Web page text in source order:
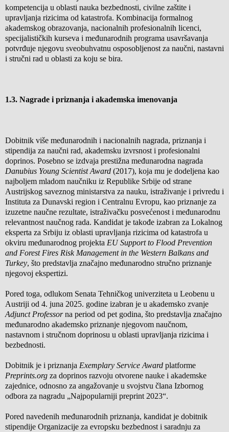
kompetencija u oblasti nauka bezbednosti, civilne zaštite i
upravljanja rizicima od katastrofa. Kombinacija formalnog
akademskog obrazovanja, nacionalnih profesionalnih licenci,
specijalističkih kurseva i međunarodnih programa usavršavanja
potvrđuje njegovu sveobuhvatnu osposobljenost za naučni, nastavni
i stručni rad u oblasti za koju se bira.
1.3. Nagrade i priznanja i akademska imenovanja
Dobitnik više međunarodnih i nacionalnih nagrada, priznanja i
stipendija za naučni rad, akademsku izvrsnost i profesionalni
doprinos. Posebno se izdvaja prestižna međunarodna nagrada
Danubius Young Scientist Award (2017), koja mu je dodeljena kao
najboljem mladom naučniku iz Republike Srbije od strane
Austrijskog saveznog ministarstva za nauku, istraživanje i privredu i
Instituta za Dunavski region i Centralnu Evropu, kao priznanje za
izuzetne naučne rezultate, istraživačku posvećenost i međunarodnu
relevantnost naučnog rada. Kandidat je takođe izabran za Lokalnog
eksperta za Srbiju iz oblasti upravljanja rizicima od katastrofa u
okviru međunarodnog projekta EU Support to Flood Prevention
and Forest Fires Risk Management in the Western Balkans and
Turkey, što predstavlja značajno međunarodno stručno priznanje
njegovoj ekspertizi.
Pored toga, odlukom Senata Tehničkog univerziteta u Leobenu u
Austriji od 4. juna 2025. godine izabran je u akademsko zvanje
Adjunct Professorna period od pet godina, što predstavlja značajno
međunarodno akademsko priznanje njegovom naučnom,
nastavnom i stručnom doprinosu u oblasti upravljanja rizicima i
bezbednosti.
Dobitnik je i priznanja Exemplary Service Award platforme
Preprints.org za doprinos razvoju otvorene nauke i akademske
zajednice, odnosno za angažovanje u svojstvu člana Izbornog
odbora za nagradu „Najpopularniji preprint 2023“.
Pored navedenih međunarodnih priznanja, kandidat je dobitnik
stipendije Organizacije za evropsku bezbednost i saradnju za